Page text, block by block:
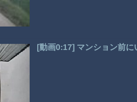
[動画0:17] マンション前